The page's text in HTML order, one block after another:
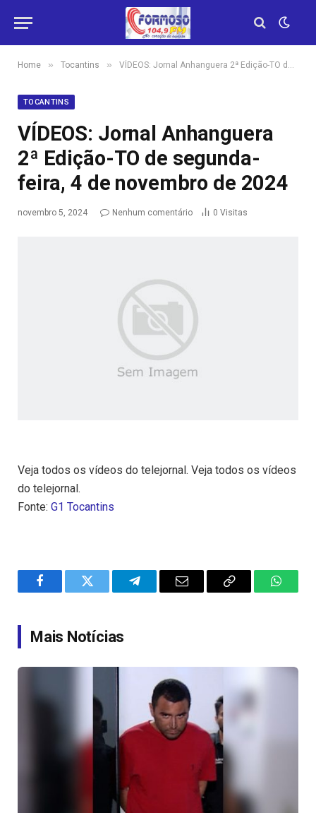
Home » Tocantins » VÍDEOS: Jornal Anhanguera 2ª Edição-TO de segunda-feira, 4 de novembro de 2024
TOCANTINS
VÍDEOS: Jornal Anhanguera
2ª Edição-TO de segunda-
feira, 4 de novembro de 2024
novembro 5, 2024 Nenhum comentário 0 Visitas
Veja todos os vídeos do telejornal. Veja todos os vídeos
do telejornal.
Fonte: G1 Tocantins
FacebookTwitter TelegramEmail
Copy
Mais Notícias